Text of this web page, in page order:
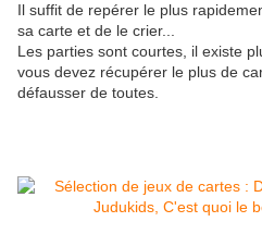
Il suffit de repérer le plus
sa carte et de le crier...
Les parties sont courtes, il existe
vous devez récupérer le plus de
défausser de toutes.